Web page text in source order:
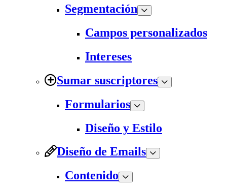
Segmentación
Campos personalizados
Intereses
Sumar suscriptores
Formularios
Diseño y Estilo
Diseño de Emails
Contenido